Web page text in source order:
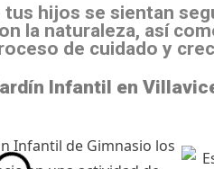
hijos se sientan
la naturaleza, así
de cuidado y
Infantil en